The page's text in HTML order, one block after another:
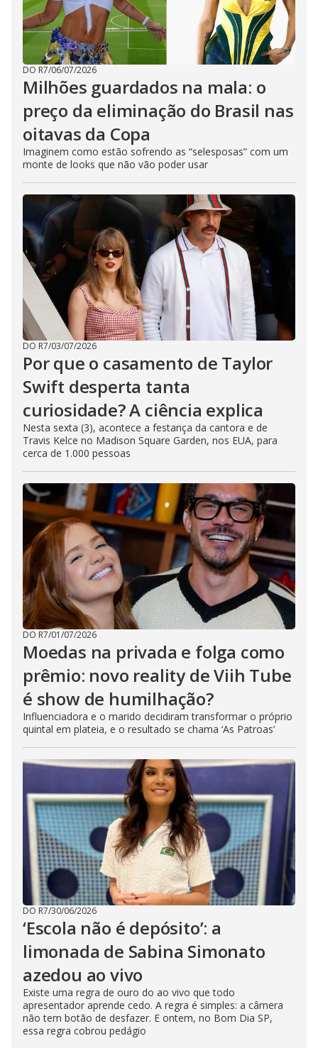
DO R7/06/07/2026
Milhões guardados na mala: o
preço da eliminação do Brasil nas
oitavas da Copa
Imaginem como estão sofrendo as “selesposas” com um
monte de looks que não vão poder usar
DO R7/03/07/2026
Por que o casamento de Taylor
Swift desperta tanta
curiosidade? A ciência explica
Nesta sexta (3), acontece a festança da cantora e de
Travis Kelce no Madison Square Garden, nos EUA, para
cerca de 1.000 pessoas
DO R7/01/07/2026
Moedas na privada e folga como
prêmio: novo reality de Viih Tube
é show de humilhação?
Influenciadora e o marido decidiram transformar o próprio
quintal em plateia, e o resultado se chama ‘As Patroas’
DO R7/30/06/2026
‘Escola não é depósito’: a
limonada de Sabina Simonato
azedou ao vivo
Existe uma regra de ouro do ao vivo que todo
apresentador aprende cedo. A regra é simples: a câmera
não tem botão de desfazer. E ontem, no Bom Dia SP,
essa regra cobrou pedágio